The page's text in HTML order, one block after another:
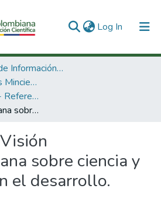
Log In (current)
3. Recursos de Información Científica y Tecnológica
3.2.2. Publicaciones Minciencias
Libros Minciencias - Referenciales
Visión latinoamericana sobre ciencia y tecnología en el desarrollo.
Visión
sobre ciencia y
el desarrollo.